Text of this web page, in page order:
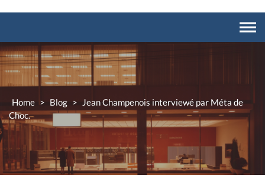
Home > Blog > Jean Champenois interviewé par Méta de
Choc.